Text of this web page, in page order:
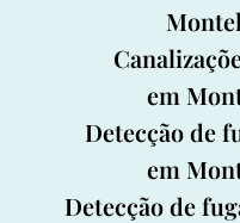
em
Detecção de
em
Detecção de